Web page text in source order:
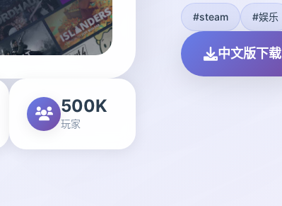
500K
玩家
#steam #娱乐
中文版下载